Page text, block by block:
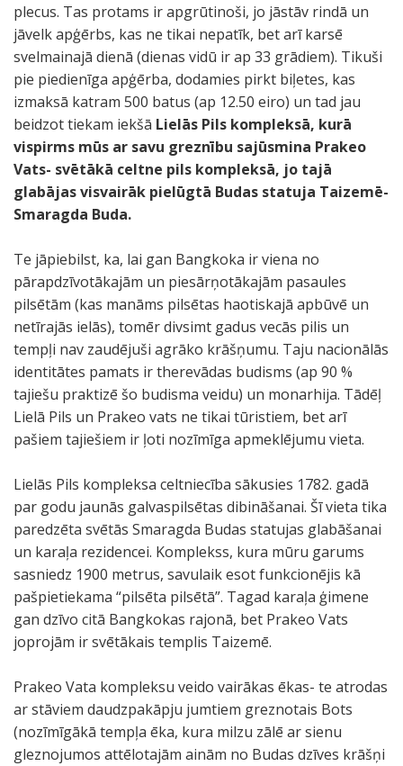
plecus. Tas protams ir apgrūtinoši, jo jāstāv rindā un
jāvelk apģērbs, kas ne tikai nepatīk, bet arī karsē
svelmainajā dienā (dienas vidū ir ap 33 grādiem). Tikuši
pie piedienīga apģērba, dodamies pirkt biļetes, kas
izmaksā katram 500 batus (ap 12.50 eiro) un tad jau
beidzot tiekam iekšā Lielās Pils kompleksā, kurā
vispirms mūs ar savu greznību sajūsmina Prakeo
Vats- svētākā celtne pils kompleksā, jo tajā
glabājas visvairāk pielūgtā Budas statuja Taizemē-
Smaragda Buda.
Te jāpiebilst, ka, lai gan Bangkoka ir viena no
pārapdzīvotākajām un piesārņotākajām pasaules
pilsētām (kas manāms pilsētas haotiskajā apbūvē un
netīrajās ielās), tomēr divsimt gadus vecās pilis un
tempļi nav zaudējuši agrāko krāšņumu. Taju nacionālās
identitātes pamats ir therevādas budisms (ap 90 %
tajiešu praktizē šo budisma veidu) un monarhija. Tādēļ
Lielā Pils un Prakeo vats ne tikai tūristiem, bet arī
pašiem tajiešiem ir ļoti nozīmīga apmeklējumu vieta.
Lielās Pils kompleksa celtniecība sākusies 1782. gadā
par godu jaunās galvaspilsētas dibināšanai. Šī vieta tika
paredzēta svētās Smaragda Budas statujas glabāšanai
un karaļa rezidencei. Komplekss, kura mūru garums
sasniedz 1900 metrus, savulaik esot funkcionējis kā
pašpietiekama “pilsēta pilsētā”. Tagad karaļa ģimene
gan dzīvo citā Bangkokas rajonā, bet Prakeo Vats
joprojām ir svētākais templis Taizemē.
Prakeo Vata kompleksu veido vairākas ēkas- te atrodas
ar stāviem daudzpakāpju jumtiem greznotais Bots
(nozīmīgākā tempļa ēka, kura milzu zālē ar sienu
gleznojumos attēlotajām ainām no Budas dzīves krāšņi